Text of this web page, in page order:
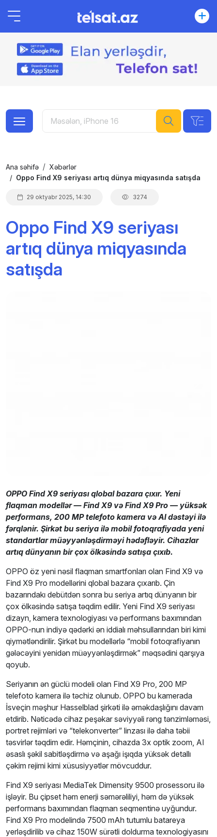
Ana səhifə
Xəbərlər
Oppo Find X9 seriyası artıq dünya miqyasında satışda
29 oktyabr 2025, 14:30 3274
Oppo Find X9 seriyası
artıq dünya miqyasında
satışda
OPPO Find X9 seriyası qlobal bazara çıxır. Yeni
flaqman modellər — Find X9 və Find X9 Pro — yüksək
performans, 200 MP telefoto kamera və AI dəstəyi ilə
fərqlənir. Şirkət bu seriya ilə mobil fotoqrafiyada yeni
standartlar müəyyənləşdirməyi hədəfləyir. Cihazlar
artıq dünyanın bir çox ölkəsində satışa çıxıb.
OPPO öz yeni nəsil flaqman smartfonları olan Find X9 və
Find X9 Pro modellərini qlobal bazara çıxarıb. Çin
bazarındakı debütdən sonra bu seriya artıq dünyanın bir
çox ölkəsində satışa təqdim edilir. Yeni Find X9 seriyası
dizayn, kamera texnologiyası və performans baxımından
OPPO-nun indiyə qədərki ən iddialı məhsullarından biri kimi
qiymətləndirilir. Şirkət bu modellərlə “mobil fotoqrafiyanın
gələcəyini yenidən müəyyənləşdirmək” məqsədini qarşıya
qoyub.
Seriyanın ən güclü modeli olan Find X9 Pro, 200 MP
telefoto kamera ilə təchiz olunub. OPPO bu kamerada
İsveçin məşhur Hasselblad şirkəti ilə əməkdaşlığını davam
etdirib. Nəticədə cihaz peşəkar səviyyəli rəng tənzimləməsi,
portret rejimləri və “telekonverter” linzası ilə daha təbii
təsvirlər təqdim edir. Həmçinin, cihazda 3x optik zoom, AI
əsaslı şəkil sabitləşdirmə və aşağı işıqda yüksək detallı
çəkim rejimi kimi xüsusiyyətlər mövcuddur.
Find X9 seriyası MediaTek Dimensity 9500 prosessoru ilə
işləyir. Bu çipset həm enerji səmərəliliyi, həm də yüksək
performans baxımından flaqman seqmentinə uyğundur.
Find X9 Pro modelində 7500 mAh tutumlu batareya
yerləşdirilib və cihaz 150W sürətli doldurma texnologiyasını